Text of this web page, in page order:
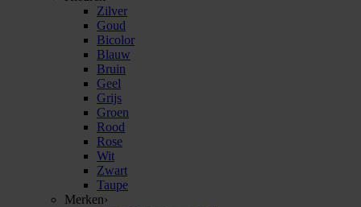
Zilver
Goud
Bicolor
Blauw
Bruin
Geel
Grijs
Groen
Rood
Rose
Wit
Zwart
Taupe
Merken›